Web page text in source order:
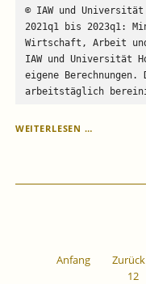
© IAW und Universität
2021q1 bis 2023q1:
Wirtschaft, Arbeit
IAW und Universität
eigene
arbeitstäglich
WEITERLESEN …
Anfang
Zurück
12